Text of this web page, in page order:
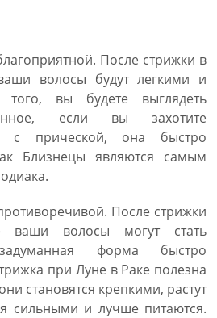
После стрижки в
волосы будут легкими и
вы будете выглядеть
если вы захотите
с прической, она быстро
Близнецы являются самым
После стрижки
волосы могут стать
форма быстро
при Луне в Раке полезна
становятся крепкими, растут
сильными и лучше питаются.